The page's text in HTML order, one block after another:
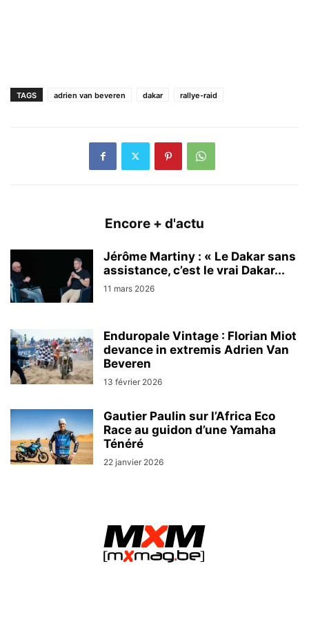
TAGS adrien van beveren dakar rallye-raid
Encore + d'actu
Jérôme Martiny : « Le Dakar sans
assistance, c’est le vrai Dakar...
11 mars 2026
Enduropale Vintage : Florian Miot
devance in extremis Adrien Van
Beveren
13 février 2026
Gautier Paulin sur l’Africa Eco
Race au guidon d’une Yamaha
Ténéré
22 janvier 2026